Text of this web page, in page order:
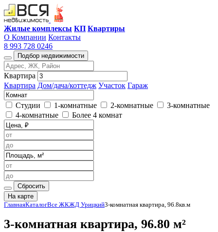
Жилые комплексы КП Квартиры
О Компании Контакты
8 993 728 0246
Подбор недвижимости
Квартира
Квартира Дом/дача/коттедж Участок Гараж
Студии 1-комнатные 2-комнатные
3-комнатные
4-комнатные
Более 4 комнат
Сбросить
На карте